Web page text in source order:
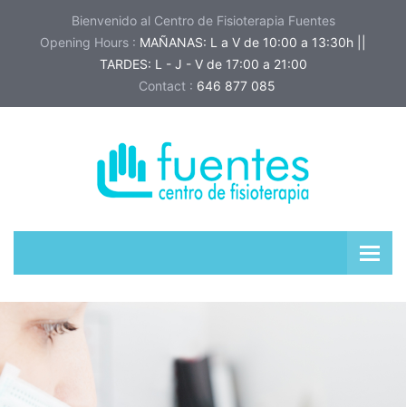
Bienvenido al Centro de Fisioterapia Fuentes
Opening Hours : MAÑANAS: L a V de 10:00 a 13:30h ||
TARDES: L - J - V de 17:00 a 21:00
Contact : 646 877 085